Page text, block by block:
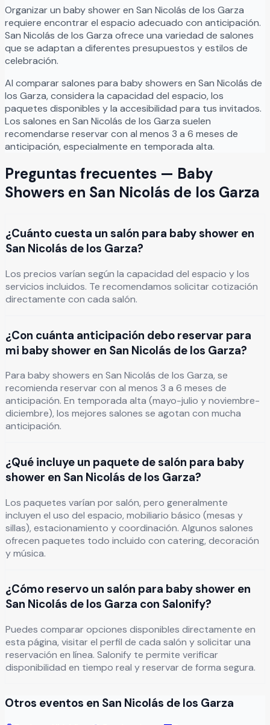
Organizarun baby showeren San Nicolás de los Garza
requiere encontrar el espacio adecuado con anticipación.
San Nicolás de los Garza ofrece una variedad de salones
que se adaptan a diferentes presupuestos y estilos de
celebración.
Al comparar salones para baby showers en San Nicolás de
los Garza, considera la capacidad del espacio, los
paquetes disponibles y la accesibilidad para tus invitados.
Los salones en San Nicolás de los Garza suelen
recomendarse reservar con al menos 3 a 6 meses de
anticipación, especialmente en temporada alta.
Preguntas frecuentes — Baby
Showers en San Nicolás de los Garza
¿Cuánto cuesta un salón para baby shower en
San Nicolás de los Garza?
Los precios varían según la capacidad del espacio y los
servicios incluidos. Te recomendamos solicitar cotización
directamente con cada salón.
¿Con cuánta anticipación debo reservar para
mi baby shower en San Nicolás de los Garza?
Para baby showers en San Nicolás de los Garza, se
recomienda reservar con al menos 3 a 6 meses de
anticipación. En temporada alta (mayo-julio y noviembre-
diciembre), los mejores salones se agotan con mucha
anticipación.
¿Qué incluye un paquete de salón para baby
shower en San Nicolás de los Garza?
Los paquetes varían por salón, pero generalmente
incluyen el uso del espacio, mobiliario básico (mesas y
sillas), estacionamiento y coordinación. Algunos salones
ofrecen paquetes todo incluido con catering, decoración
y música.
¿Cómo reservo un salón para baby shower en
San Nicolás de los Garza con Salonify?
Puedes comparar opciones disponibles directamente en
esta página, visitar el perfil de cada salón y solicitar una
reservación en línea. Salonify te permite verificar
disponibilidad en tiempo real y reservar de forma segura.
Otros eventos en San Nicolás de los Garza